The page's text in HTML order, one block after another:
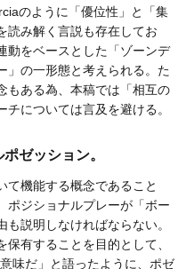
のように「優位性」と「集
読み解く言説も存在してお
動をベースとした「ゾーンデ
」の一形態と考えられる。た
もある為、本稿では「相互の
については言及を避ける。
ゼッション。
て機能する概念であること
ポジショナルプレーが「ボー
説明しなければならない。
有することを目的として、
味だ」と語ったように、ポゼ